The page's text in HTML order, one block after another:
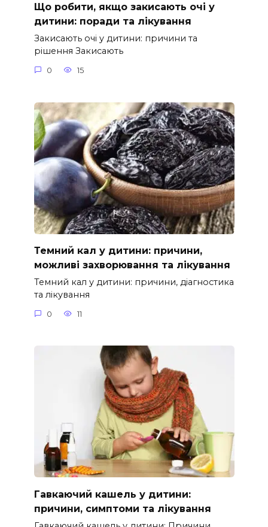
Що робити, якщо закисають очі у
дитини: поради та лікування
Закисають очі у дитини: причини та
рішення Закисають
0 15
Темний кал у дитини: причини,
можливі захворювання та лікування
Темний кал у дитини: причини, діагностика
та лікування
0 11
Гавкаючий кашель у дитини:
причини, симптоми та лікування